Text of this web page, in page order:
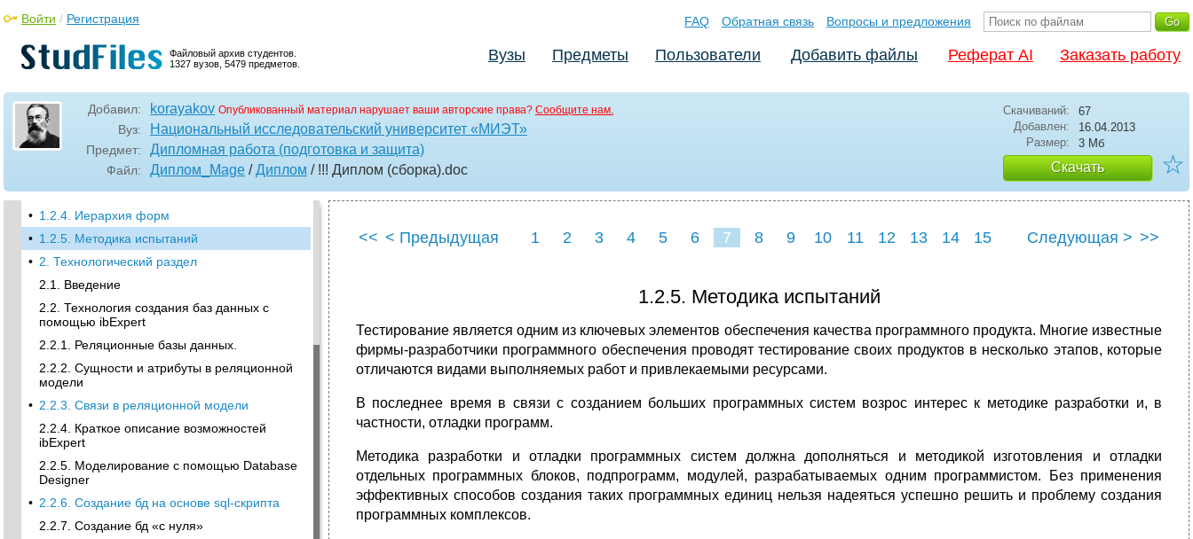
Файловый архив студентов.
1327 вузов, 5479 предметов.
Войти / Регистрация FAQ Обратная связь Вопросы и предложения
Вузы Предметы Пользователи Добавить файлы Реферат AI Заказать работу
Добавил: korayakov Опубликованный материал нарушает ваши авторские права? Сообщите нам.
Вуз: Национальный исследовательский университет «МИЭТ»
Предмет: Дипломная работа (подготовка и защита)
Файл: Диплом_Mage /Диплом / !!! Диплом (сборка).doc
Скачиваний:
67
Добавлен:
16.04.2013
Размер:
3 Мб
Скачать ☆
1.1.2. Информационные потребности
пользователя
1.1.3. Модульная декомпозиция ипс
•
1.1.4. Обоснование выбора средств
• 1.2. Конструкторская часть
1.2.1. Проектирование бд системы
• 1.2.3. Алгоритмы работы программы
1.2.2. Структура входных и выходных
данных
• 1.2.4. Иерархия форм
• 1.2.5. Методика испытаний
• 2. Технологический раздел
2.1. Введение
2.2. Технология создания баз данных с
помощью ibExpert
2.2.1. Реляционные базы данных.
2.2.2. Сущности и атрибуты в реляционной
модели
• 2.2.3. Связи в реляционной модели
2.2.4. Краткое описание возможностей
ibExpert
2.2.5. Моделирование с помощью Database
Designer
• 2.2.6. Создание бд на основе sql-скрипта
2.2.7. Создание бд «с нуля»
<< < Предыдущая 1 2 3 4 5 6 7 8 9 10 11 12 13 14
15
Следующая > >>
1.2.5. Методика испытаний
Тестирование является одним из ключевых элементов обеспечения качества программного продукта. Многие известные
фирмы-разработчики программного обеспечения проводят тестирование своих продуктов в несколько этапов, которые
отличаются видами выполняемых работ и привлекаемыми ресурсами.
В последнее время в связи с созданием больших программных систем возрос интерес к методике разработки и, в
частности, отладки программ.
Методика разработки и отладки программных систем должна дополняться и методикой изготовления и отладки
отдельных программных блоков, подпрограмм, модулей, разрабатываемых одним программистом. Без применения
эффективных способов создания таких программных единиц нельзя надеяться успешно решить и проблему создания
программных комплексов.